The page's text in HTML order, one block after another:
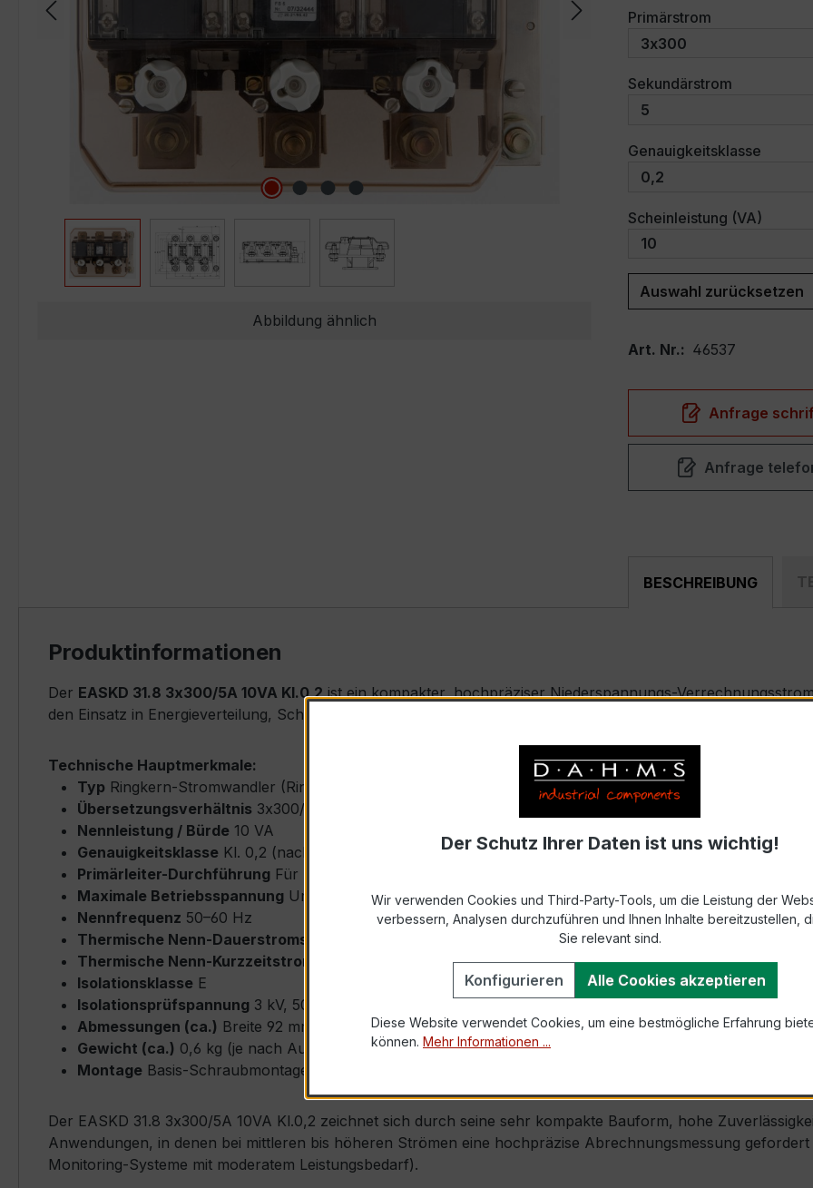
Abbildung ähnlich
Primärstrom
Sekundärstrom
Genauigkeitsklasse
Scheinleistung (VA)
Auswahl zurücksetzen
Art. Nr.: 46537
Anfrage
Anfrage
BESCHREIBUNG
Produktinformationen
Der EASKD 31.8 3x300/5A 10VA Kl.0,2ist ein kompakter, hochpräziser Niederspannungs-
den Einsatz in Energieverteilung, Schaltanlagen, Zählerfeldern und industriellen Mess- und
Technische Hauptmerkmale:
Typ Ringkern-Stromwandler (Ring-Core Type) – EASKD 31.8
Übersetzungsverhältnis 3x300/5 A (Primärnennstrom 300 A pro Phase, Sekundärnennstrom 5 A)
Nennleistung / Bürde 10 VA
Genauigkeitsklasse Kl. 0,2 (nach IEC/EN 61869-2 bzw. DIN EN 61869-2)
Primärleiter-Durchführung Für Rundleiter bis max. Ø 31 mm (Kabeldurchführung)
Maximale Betriebsspannung Um ≤ 0,72 kV
Nennfrequenz 50–60 Hz
Thermische Nenn-Dauerstromstärke
Icth = 1,2 × Ipr (Dauerstrom 1,2 × Primärnennstrom)
Thermische Nenn-Kurzzeitstromstärke
Ith = 100 × Ipr, 1 s
Isolationsklasse E
Isolationsprüfspannung 3 kV, 50 Hz, 1 min
Abmessungen (ca.) Breite 92 mm × Höhe 92 mm × Tiefe 52 mm
Gewicht (ca.) 0,6 kg (je nach Ausführung)
Montage Basis-Schraubmontage möglich, inkl. Isolierschutzkappe
Der EASKD 31.8 3x300/5A 10VA Kl.0,2 zeichnet sich durch seine sehr kompakte Bauform, hohe
Anwendungen, in denen bei mittleren bis höheren Strömen eine hochpräzise Abrechnungsmessung
Monitoring-Systeme mit moderatem Leistungsbedarf).
Der Schutz Ihrer Daten ist uns wichtig!
Wir verwenden Cookies und Third-Party-Tools, um die Leistung der
verbessern, Analysen durchzuführen und Ihnen Inhalte bereitzustellen,
Sie relevant sind.
Konfigurieren Alle Cookies akzeptieren
Diese Website verwendet Cookies, um eine bestmögliche Erfahrung
können. Mehr Informationen ...